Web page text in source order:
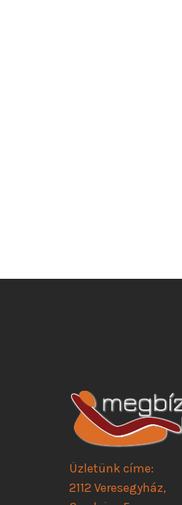
Üzletünk címe:
2112 Veresegyház,